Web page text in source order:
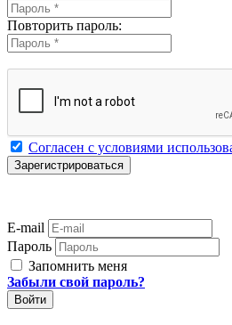
Повторить пароль:
Согласен с условиями
E-mail
Пароль
Запомнить меня
Забыли свой пароль?